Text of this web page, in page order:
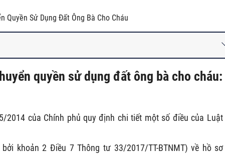
Quyền Sử Dụng Đất Ông Bà Cho Cháu
quyền sử dụng đất ông bà cho cháu:
2014 của Chính phủ quy định chi tiết một số điều của
khoản 2 Điều 7 Thông tư 33/2017/TT-BTNMT) về hồ